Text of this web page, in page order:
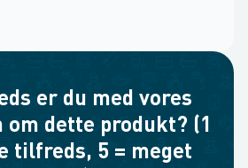
er du med vores
dette produkt? (1
tilfreds, 5 = meget